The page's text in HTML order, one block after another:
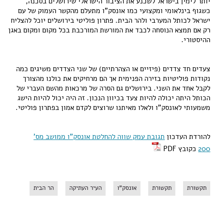
כשגוף בינלאומי ומקצועי כמו אונסק"ו מתעלם מהקשר העמוק של עם
ישראל לכותל המערבי ולהר הבית. פתרון פוליטי בירושלים יוכל להצליח
רק אם תמצא הנוסחה לכבד את המורשת המורכבת בכל מקום ומקום באגן
ההיסטורי.
צעדים חד צדדים (פיזיים או הצהרתיים) של שני הצדדים משיגים כמה
נקודות פוליטיות בזירה הפנימית אך הם מרחיקים את כולנו מהצורך
לקבל אחד את השני. בירושלים גם הסרה של מרכאות מהשם העברי של
הכותל היתה יכולה להיות צעד בכיוון הנכון. זה היה יכול להיות הישג
משמעותי לאונסק"ו ולאלו מאיתנו שרוצים לקדם אמון בפתרון פוליטי.
להורדת העדכון תגובת עמק שווה להחלטת אונסק"ו ממושב מס'
200כקובץ PDF
תקשורת תקשורת אונסק"ו העיר העתיקה הר הבית